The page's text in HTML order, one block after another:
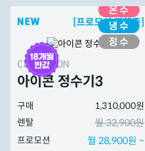
[프로모션 진행중]
CHP-7220N
아이콘 정수기3
구매
1,310,000원
렌탈
월 32,900원
프로모션 월 28,900원 ~